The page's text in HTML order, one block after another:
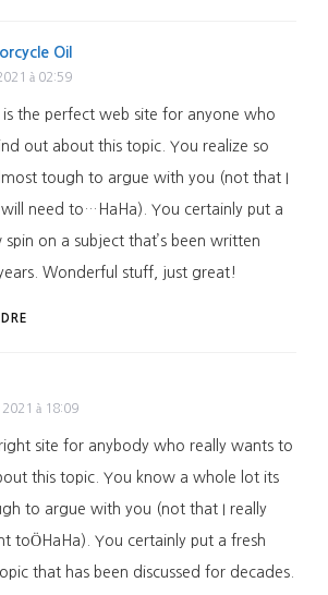
Oil
à 02:59
is the perfect web site for anyone who
out about this topic. You realize so
tough to argue with you (not that I
will need to…HaHa). You certainly put a
spin on a subject that’s been written
Wonderful stuff, just great!
à 18:09
right site for anybody who really wants to
this topic. You know a whole lot its
to argue with you (not that I really
toÖHaHa). You certainly put a fresh
that has been discussed for decades.